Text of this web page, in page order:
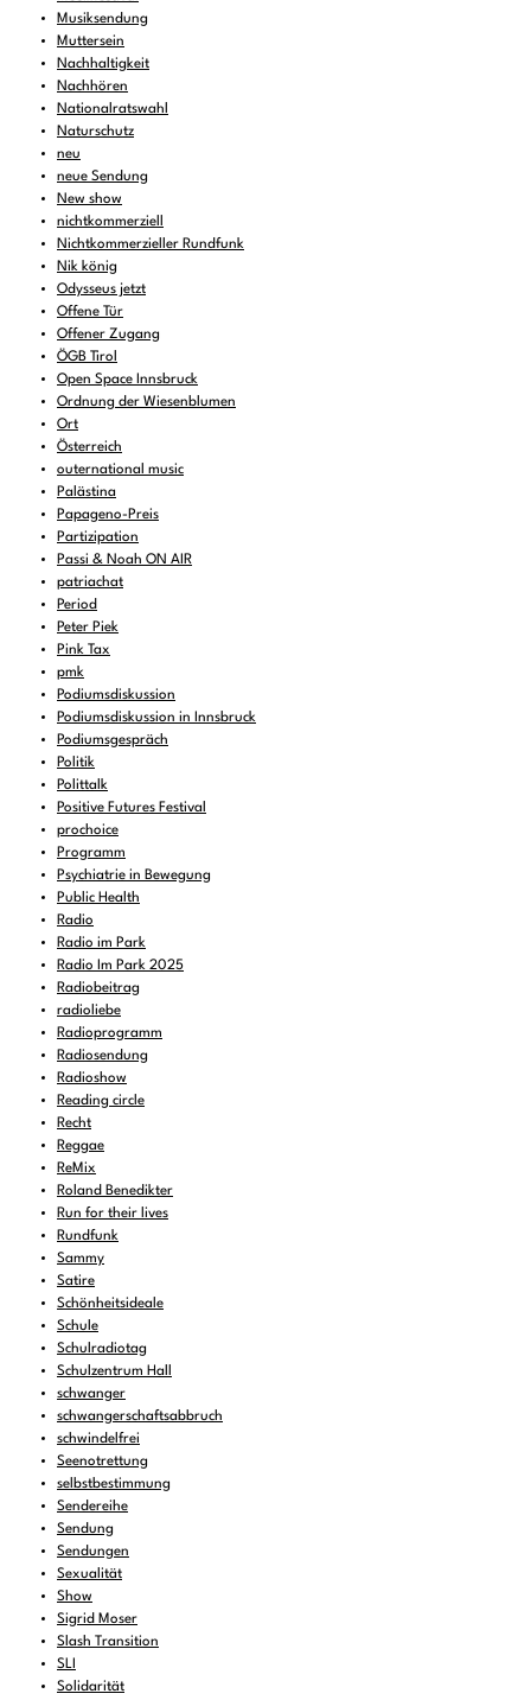
Musiksendung
Muttersein
Nachhaltigkeit
Nachhören
Nationalratswahl
Naturschutz
neu
neue Sendung
New show
nichtkommerziell
Nichtkommerzieller Rundfunk
Nik könig
Odysseus jetzt
Offene Tür
Offener Zugang
ÖGB Tirol
Open Space Innsbruck
Ordnung der Wiesenblumen
Ort
Österreich
outernational music
Palästina
Papageno-Preis
Partizipation
Passi & Noah ON AIR
patriachat
Period
Peter Piek
Pink Tax
pmk
Podiumsdiskussion
Podiumsdiskussion in Innsbruck
Podiumsgespräch
Politik
Polittalk
Positive Futures Festival
prochoice
Programm
Psychiatrie in Bewegung
Public Health
Radio
Radio im Park
Radio Im Park 2025
Radiobeitrag
radioliebe
Radioprogramm
Radiosendung
Radioshow
Reading circle
Recht
Reggae
ReMix
Roland Benedikter
Run for their lives
Rundfunk
Sammy
Satire
Schönheitsideale
Schule
Schulradiotag
Schulzentrum Hall
schwanger
schwangerschaftsabbruch
schwindelfrei
Seenotrettung
selbstbestimmung
Sendereihe
Sendung
Sendungen
Sexualität
Show
Sigrid Moser
Slash Transition
SLI
Solidarität